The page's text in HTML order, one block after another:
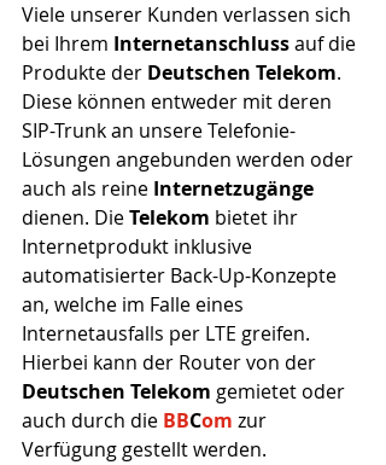
Viele unserer Kunden verlassen sich
bei Ihrem Internetanschluss auf die
Produkte der Deutschen Telekom.
Diese können entweder mit deren
SIP-Trunk an unsere Telefonie-
Lösungen angebunden werden oder
auch als reine Internetzugänge
dienen. Die Telekom bietet ihr
Internetprodukt inklusive
automatisierter Back-Up-Konzepte
an, welche im Falle eines
Internetausfalls per LTE greifen.
Hierbei kann der Router von der
Deutschen Telekom gemietet oder
auch durch die BBCom zur
Verfügung gestellt werden.